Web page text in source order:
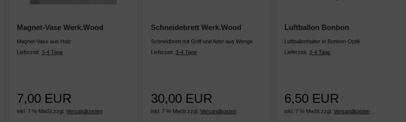
Magnet-Vase Werk.Wood
Magnet-Vase aus Holz
Lieferzeit: 3-4 Tage
7,00 EUR
inkl. 7 % MwSt. zzgl. Versandkosten
Schneidebrett Werk.Wood
Schneidbrett mit Griff und Ader aus Wenge
Lieferzeit: 3-4 Tage
30,00 EUR
inkl. 7 % MwSt. zzgl. Versandkosten
Luftballon Bonbon
Luftballonhalter in Bonbon-Optik
Lieferzeit: 3-4 Tage
6,50 EUR
inkl. 7 % MwSt. zzgl. Versandkosten